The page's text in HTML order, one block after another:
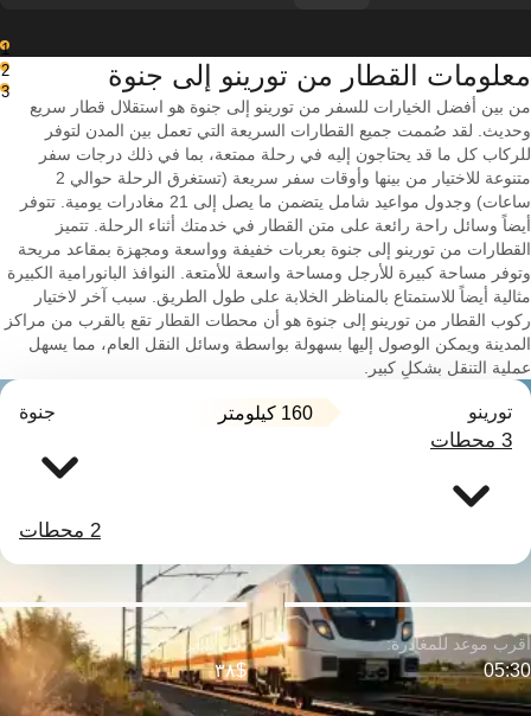
1
2
3
معلومات القطار من ‎تورينو إلى ‎جنوة
من بين أفضل الخيارات للسفر من تورينو إلى جنوة هو استقلال قطار سريع
وحديث. لقد صُممت جميع القطارات السريعة التي تعمل بين المدن لتوفر
للركاب كل ما قد يحتاجون إليه في رحلة ممتعة، بما في ذلك درجات سفر
متنوعة للاختيار من بينها وأوقات سفر سريعة (تستغرق الرحلة حوالي 2
ساعات) وجدول مواعيد شامل يتضمن ما يصل إلى 21 مغادرات يومية. تتوفر
أيضاً وسائل راحة رائعة على متن القطار في خدمتك أثناء الرحلة. تتميز
القطارات من تورينو إلى جنوة بعربات خفيفة وواسعة ومجهزة بمقاعد مريحة
وتوفر مساحة كبيرة للأرجل ومساحة واسعة للأمتعة. النوافذ البانورامية الكبيرة
مثالية أيضاً للاستمتاع بالمناظر الخلابة على طول الطريق. سبب آخر لاختيار
ركوب القطار من تورينو إلى جنوة هو أن محطات القطار تقع بالقرب من مراكز
المدينة ويمكن الوصول إليها بسهولة بواسطة وسائل النقل العام، مما يسهل
عملية التنقل بشكلٍ كبير.
تورينو 160 كيلومتر جنوة
3 محطات
2 محطات
05:30 $٣٨